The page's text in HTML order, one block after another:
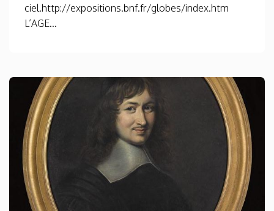
ciel.http://expositions.bnf.fr/globes/index.htm
L’AGE...